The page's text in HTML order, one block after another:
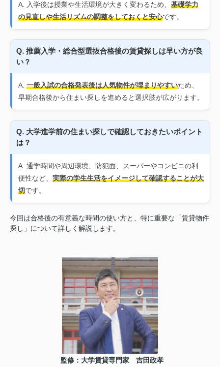
A. 入学後は授業や生活環境が大きく変わるため、 基礎学力
の見直しや生活リズムの調整をしておくと安心です。
Q. 推薦入学・総合型選抜合格後の賃貸探しは早い方が良
い？
A. 一般入試の合格発表後は人気物件が埋まりやすいため、
早期合格後から住まい探しを進めると選択肢が広がります。
Q. 大学進学前の住まい探しで確認しておきたいポイント
は？
A. 通学時間や周辺環境、防犯面、スーパーやコンビニの利
便性など、 実際の学生生活をイメージして確認することが大
切です。
今回は合格後の有意義な時間の使い方と、特に重要な「賃貸物件
探し」について詳しく解説します。
監修：大学賃貸専門家 吉田政孝